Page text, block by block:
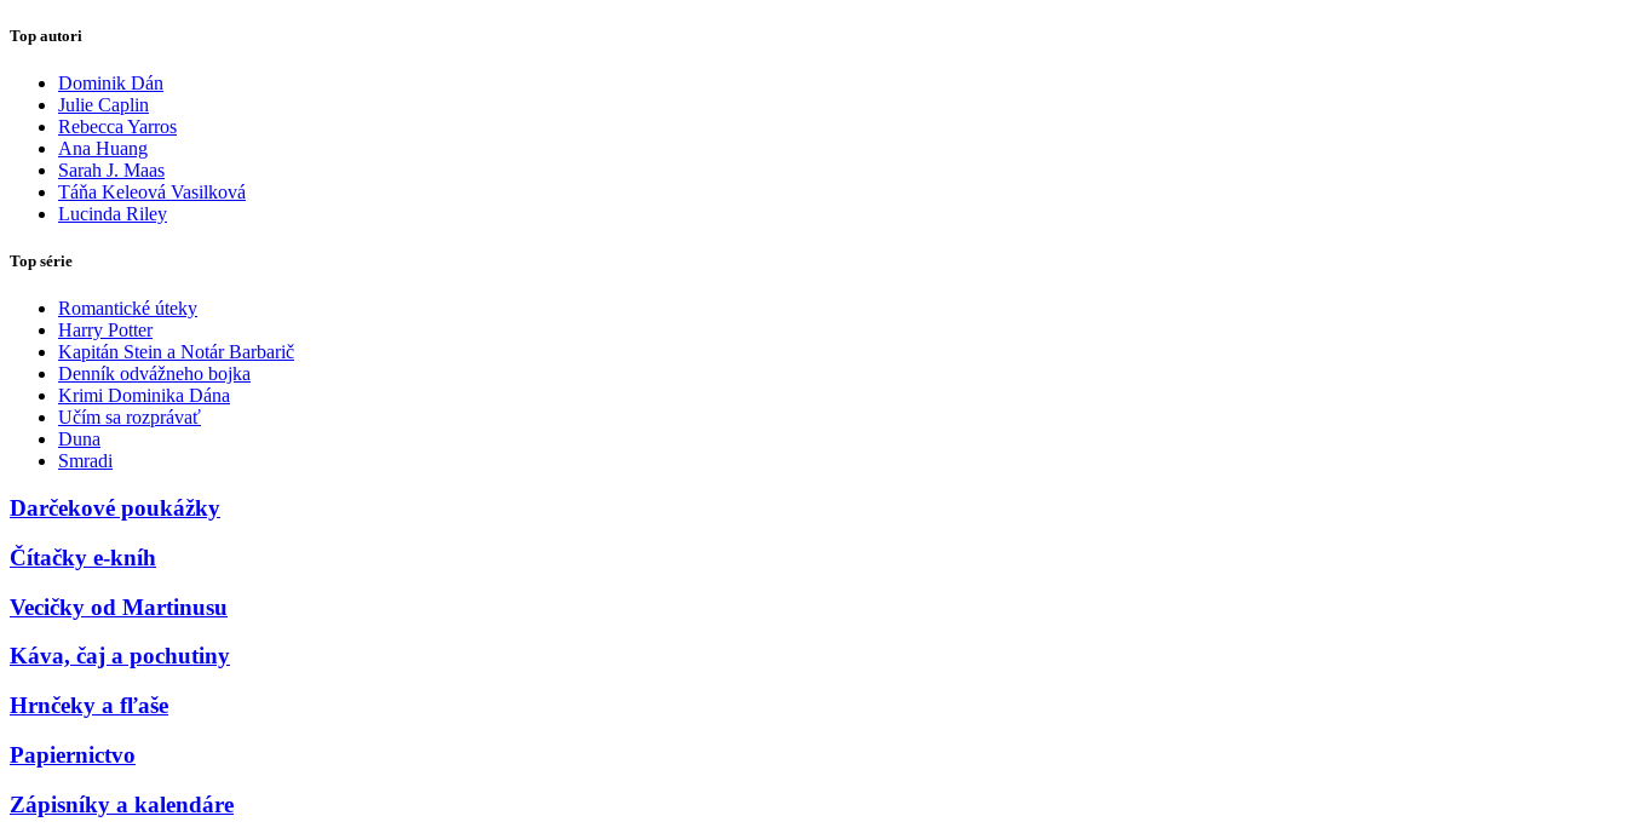
Top autori
Dominik Dán
Julie Caplin
Rebecca Yarros
Ana Huang
Sarah J. Maas
Táňa Keleová Vasilková
Lucinda Riley
Top série
Romantické úteky
Harry Potter
Kapitán Stein a Notár Barbarič
Denník odvážneho bojka
Krimi Dominika Dána
Učím sa rozprávať
Duna
Smradi
Darčekové poukážky
Čítačky e-kníh
Vecičky od Martinusu
Káva, čaj a pochutiny
Hrnčeky a fľaše
Papiernictvo
Zápisníky a kalendáre